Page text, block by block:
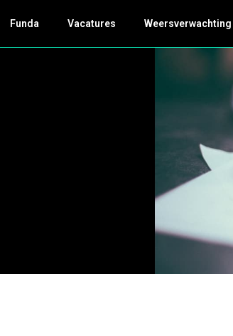
Funda Vacatures Weersverwachting